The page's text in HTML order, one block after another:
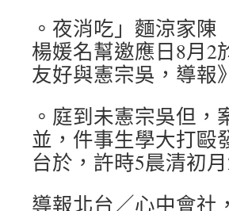
。夜消吃」麵涼家
楊媛名幫邀應日8月2
友好與憲宗吳，導報
。庭到未憲宗吳但
並，件事生學大打毆
台於，許時5晨清初
導報北台／心中會社，